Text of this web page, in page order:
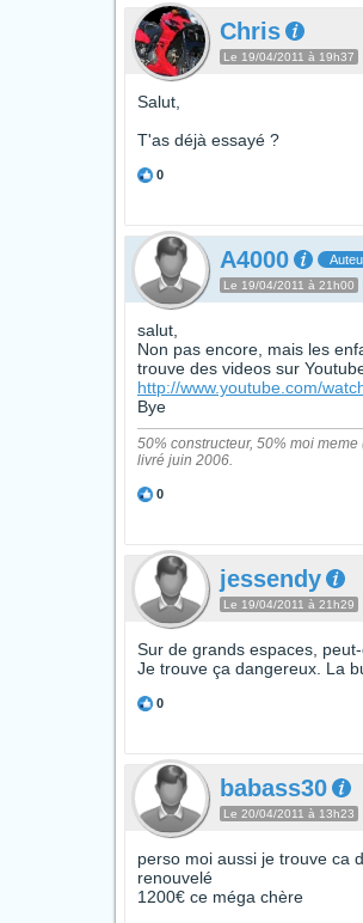
Chris
Le 19/04/2011 à 19h37
Salut,
T'as déjà essayé ?
0
A4000
Le 19/04/2011 à 21h00
salut,
Non pas encore, mais les
trouve des videos sur
http://www.youtube.com/
Bye
50% constructeur, 50% moi meme
livré juin 2006.
0
jessendy
Le 19/04/2011 à 21h29
Sur de grands espaces,
Je trouve ça dangereux. La
0
babass30
Le 20/04/2011 à 13h23
perso moi aussi je trouve ca
renouvelé
1200€ ce méga chère